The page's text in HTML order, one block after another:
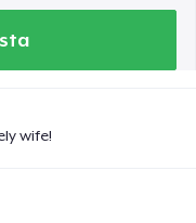
wife!